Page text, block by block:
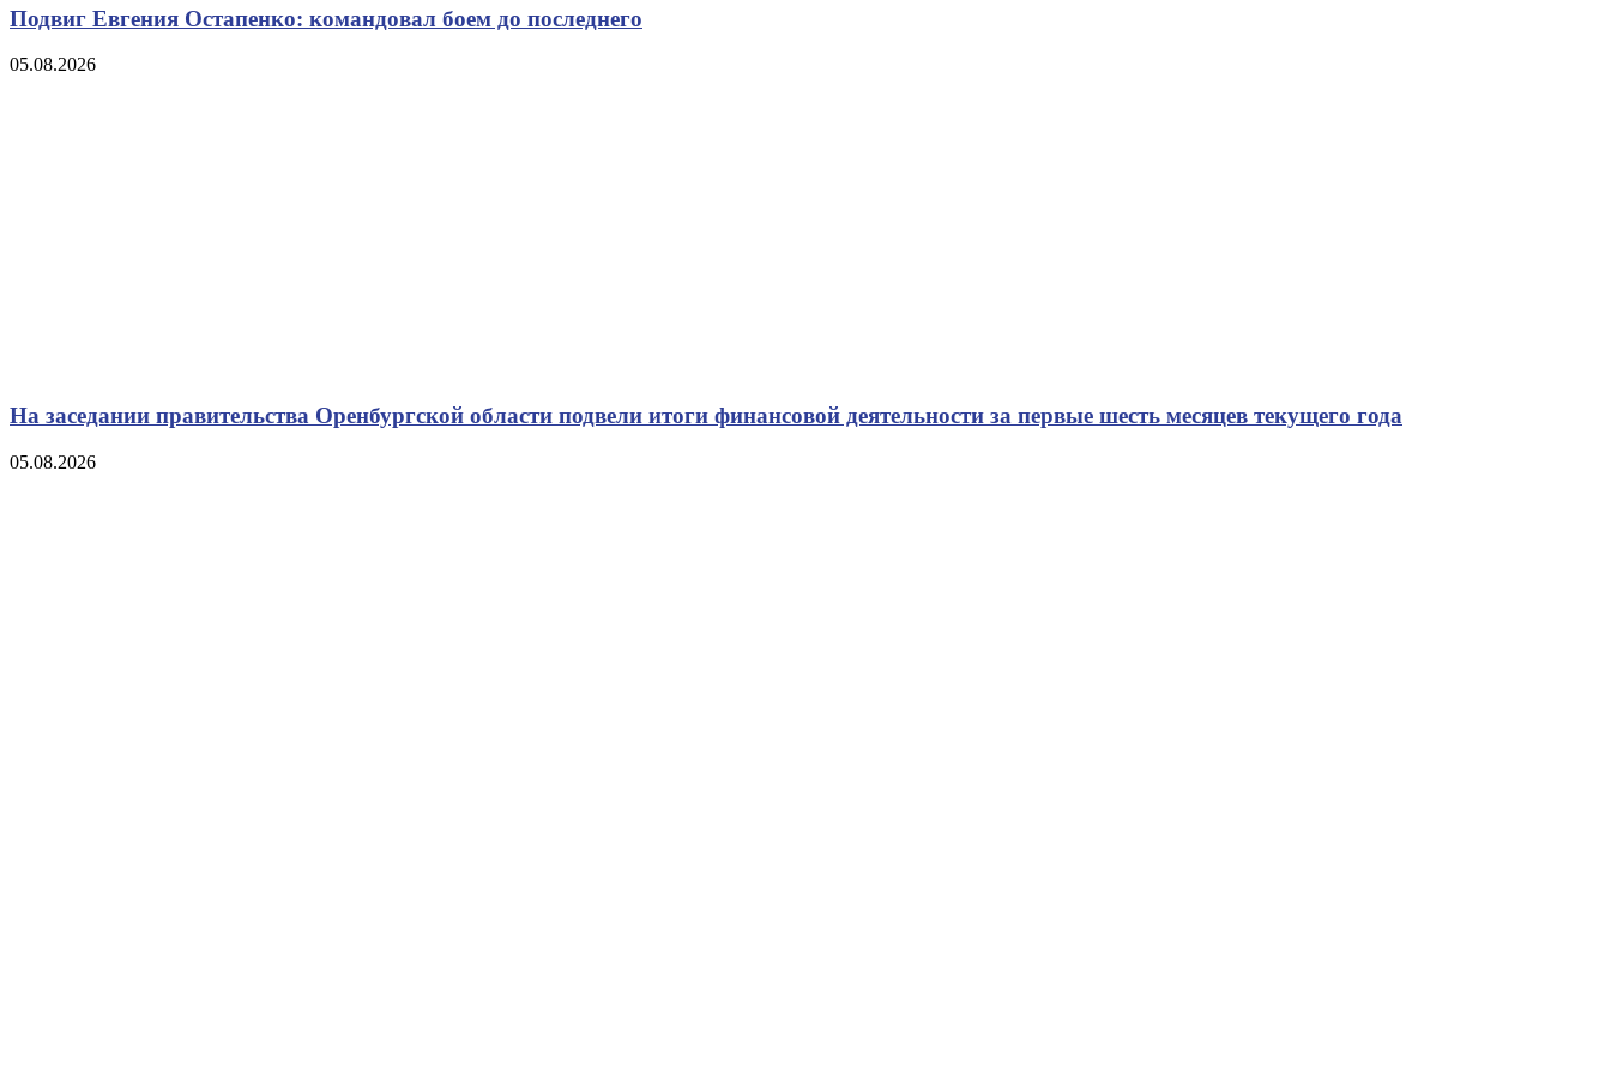
Подвиг Евгения Остапенко: командовал боем до последнего
05.08.2026
На заседании правительства Оренбургской области подвели итоги финансовой деятельности за первые шесть месяцев текущего года
05.08.2026